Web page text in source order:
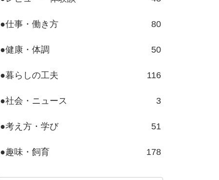
●仕事・働き方 80
●健康・体調 50
●暮らしの工夫 116
●社会・ニュース 3
●考え方・学び 51
●趣味・飼育 178